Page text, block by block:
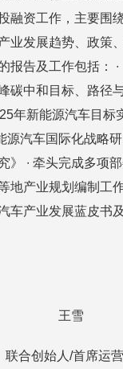
融资工作，主要围
业发展趋势、政策
报告及工作包括：
碳中和目标、路径
年新能源汽车目标
源汽车国际化战略
》 ∙ 牵头完成多项
地产业规划编制工
车产业发展蓝皮书
王雪
联合创始人/首席运